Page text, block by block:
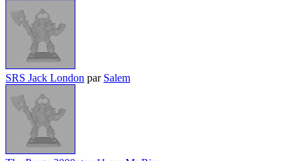
SRS Jack London par Salem